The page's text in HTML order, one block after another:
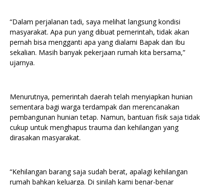
“Dalam perjalanan tadi, saya melihat langsung kondisi
masyarakat. Apa pun yang dibuat pemerintah, tidak akan
pernah bisa mengganti apa yang dialami Bapak dan Ibu
sekalian. Masih banyak pekerjaan rumah kita bersama,”
ujarnya.
Menurutnya, pemerintah daerah telah menyiapkan hunian
sementara bagi warga terdampak dan merencanakan
pembangunan hunian tetap. Namun, bantuan fisik saja tidak
cukup untuk menghapus trauma dan kehilangan yang
dirasakan masyarakat.
“Kehilangan barang saja sudah berat, apalagi kehilangan
rumah bahkan keluarga. Di sinilah kami benar-benar